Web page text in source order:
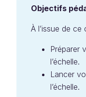
Objectifs
À l’issue de
Préparer
l’échelle.
Lancer
l’échelle.